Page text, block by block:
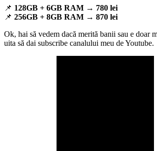
📌 128GB + 6GB RAM → 780 lei
📌 256GB + 8GB RAM → 870 lei
Ok, hai să vedem dacă merită banii sau e doar
uita să dai subscribe canalului meu de Youtube.